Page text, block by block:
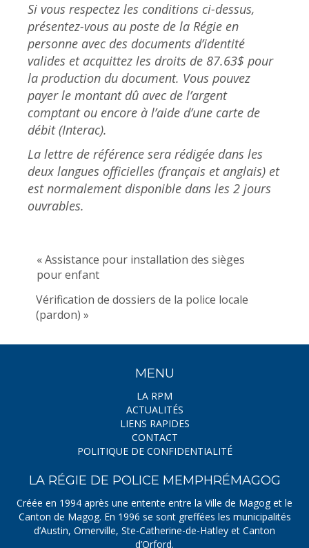
Si vous respectez les conditions ci-dessus,
présentez-vous au poste de la Régie en
personne avec des documents d’identité
valides et acquittez les droits de 87.63$ pour
la production du document. Vous pouvez
payer le montant dû avec de l’argent
comptant ou encore à l’aide d’une carte de
débit (Interac).
La lettre de référence sera rédigée dans les
deux langues officielles (français et anglais) et
est normalement disponible dans les 2 jours
ouvrables.
« Assistance pour installation des sièges
pour enfant
Vérification de dossiers de la police locale
(pardon) »
MENU
LA RPM
ACTUALITÉS
LIENS RAPIDES
CONTACT
POLITIQUE DE CONFIDENTIALITÉ
LA RÉGIE DE POLICE MEMPHRÉMAGOG
Créée en 1994 après une entente entre la Ville de Magog et le
Canton de Magog. En 1996 se sont greffées les municipalités
d’Austin, Omerville, Ste-Catherine-de-Hatley et Canton
d’Orford.